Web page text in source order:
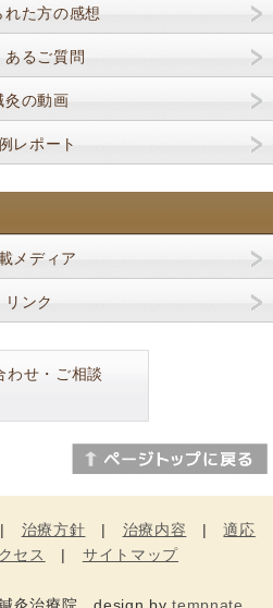
れた方の感想
あるご質問
灸の動画
レポート
メディア
リンク
わせ・ご相談
治療方針 | 治療内容 |適応
セス | サイトマップ